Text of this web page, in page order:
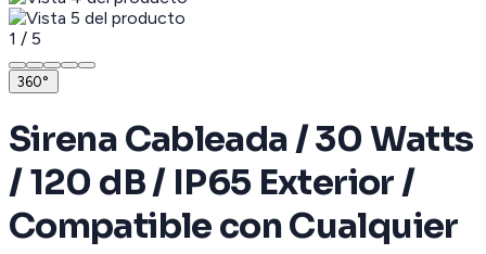
1 / 5
360°
Sirena Cableada / 30 Watts
/ 120 dB / IP65 Exterior /
Compatible con Cualquier